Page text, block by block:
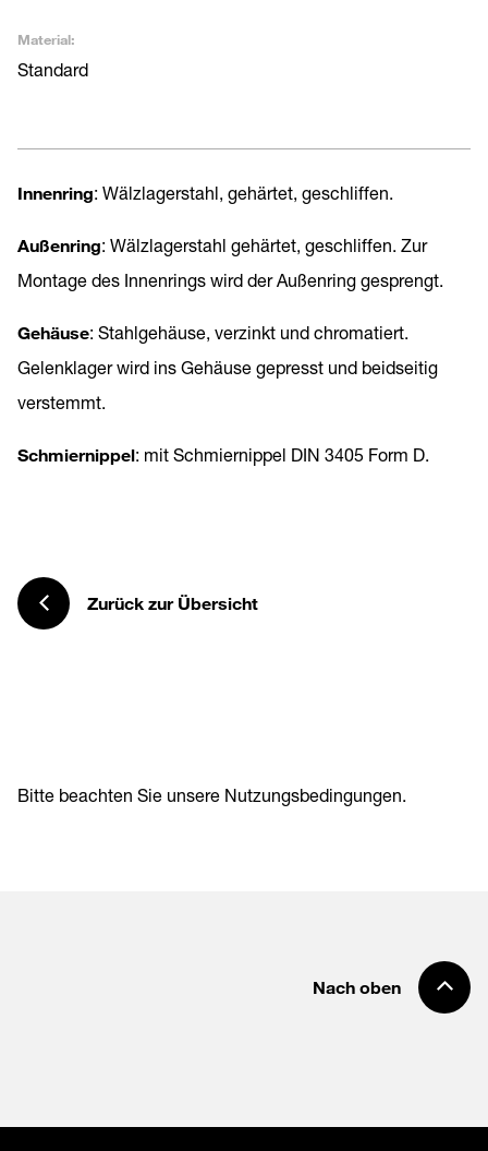
Material:
Standard
Innenring: Wälzlagerstahl, gehärtet, geschliffen.
Außenring: Wälzlagerstahl gehärtet, geschliffen. Zur
Montage des Innenrings wird der Außenring gesprengt.
Gehäuse: Stahlgehäuse, verzinkt und chromatiert.
Gelenklager wird ins Gehäuse gepresst und beidseitig
verstemmt.
Schmiernippel: mit Schmiernippel DIN 3405 Form D.
Zurück zur Übersicht
Bitte beachten Sie unsere Nutzungsbedingungen.
Nach oben